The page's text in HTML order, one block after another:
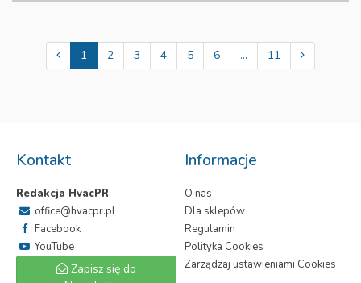
1 2 3 4 5 6 ... 11
Kontakt
Redakcja HvacPR
office@hvacpr.pl
Facebook
YouTube
Zapisz się do
Informacje
O nas
Dla sklepów
Regulamin
Polityka Cookies
Zarządzaj ustawieniami Cookies